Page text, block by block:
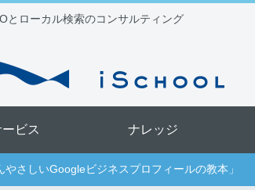
とローカル検索のコンサルティング
ビス ナレッジ
やさしいGoogleビジネスプロフィールの教本」